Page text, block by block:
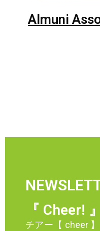
Almuni
『 Cheer! 』
チアー【 cheer